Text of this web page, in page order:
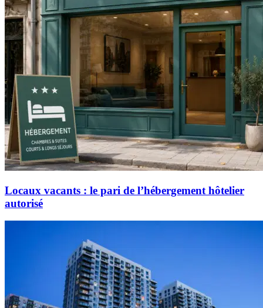
Locaux vacants : le pari de l’hébergement hôtelier
autorisé